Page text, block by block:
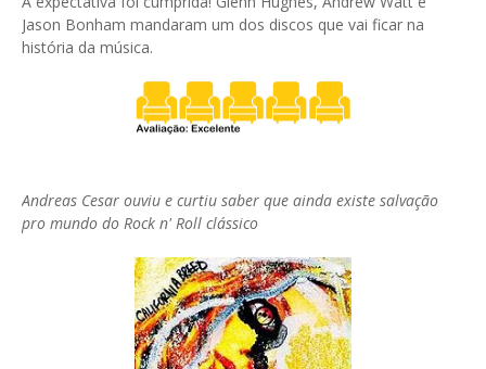
Jason Bonham mandaram um dos discos que vai ficar na
história da música.
Andreas Cesar ouviu e curtiu saber que ainda existe salvação
pro mundo do Rock n' Roll clássico